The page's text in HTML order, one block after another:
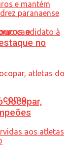
como
e
no
Jocopar,